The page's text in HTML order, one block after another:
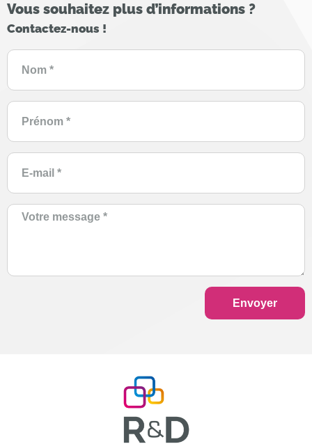
Vous souhaitez plus d’informations ?
Contactez-nous !
Envoyer